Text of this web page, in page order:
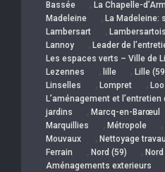
Bassée
, La Chapelle-
Madeleine
, La Madeleine:
Lambersart ,
Lannoy , Leader de
Les espaces verts – Ville de
Lezennes , lille , Lille
Linselles , Lompret ,
L’aménagement et
jardins
, Marcq-en-Barœul
Marquillies , Métropole ,
Mouvaux , Nettoyage
Ferrain
, Nord (59) ,
Aménagements exterieurs